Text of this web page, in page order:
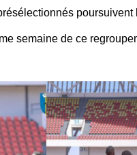
semaine de ce